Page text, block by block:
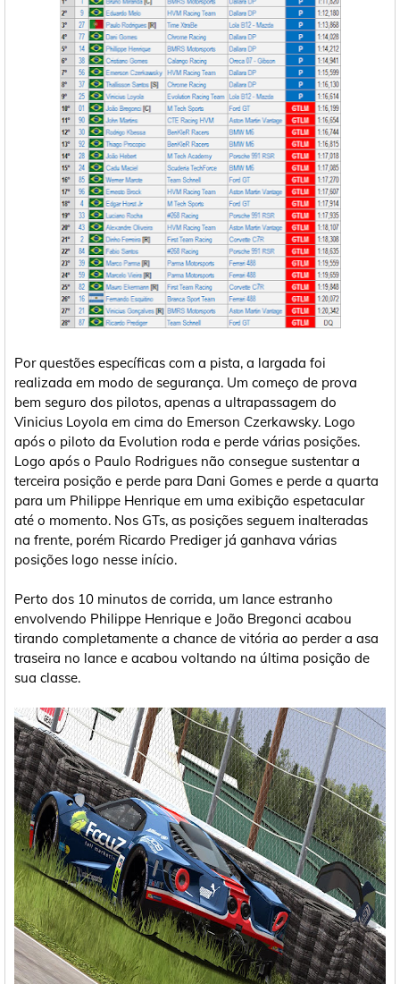
Por questões específicas com a pista, a largada foi
realizada em modo de segurança. Um começo de prova
bem seguro dos pilotos, apenas a ultrapassagem do
Vinicius Loyola em cima do Emerson Czerkawsky. Logo
após o piloto da Evolution roda e perde várias posições.
Logo após o Paulo Rodrigues não consegue sustentar a
terceira posição e perde para Dani Gomes e perde a quarta
para um Philippe Henrique em uma exibição espetacular
até o momento. Nos GTs, as posições seguem inalteradas
na frente, porém Ricardo Prediger já ganhava várias
posições logo nesse início.
Perto dos 10 minutos de corrida, um lance estranho
envolvendo Philippe Henrique e João Bregonci acabou
tirando completamente a chance de vitória ao perder a asa
traseira no lance e acabou voltando na última posição de
sua classe.